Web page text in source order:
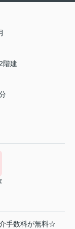
階建
手数料が無料☆